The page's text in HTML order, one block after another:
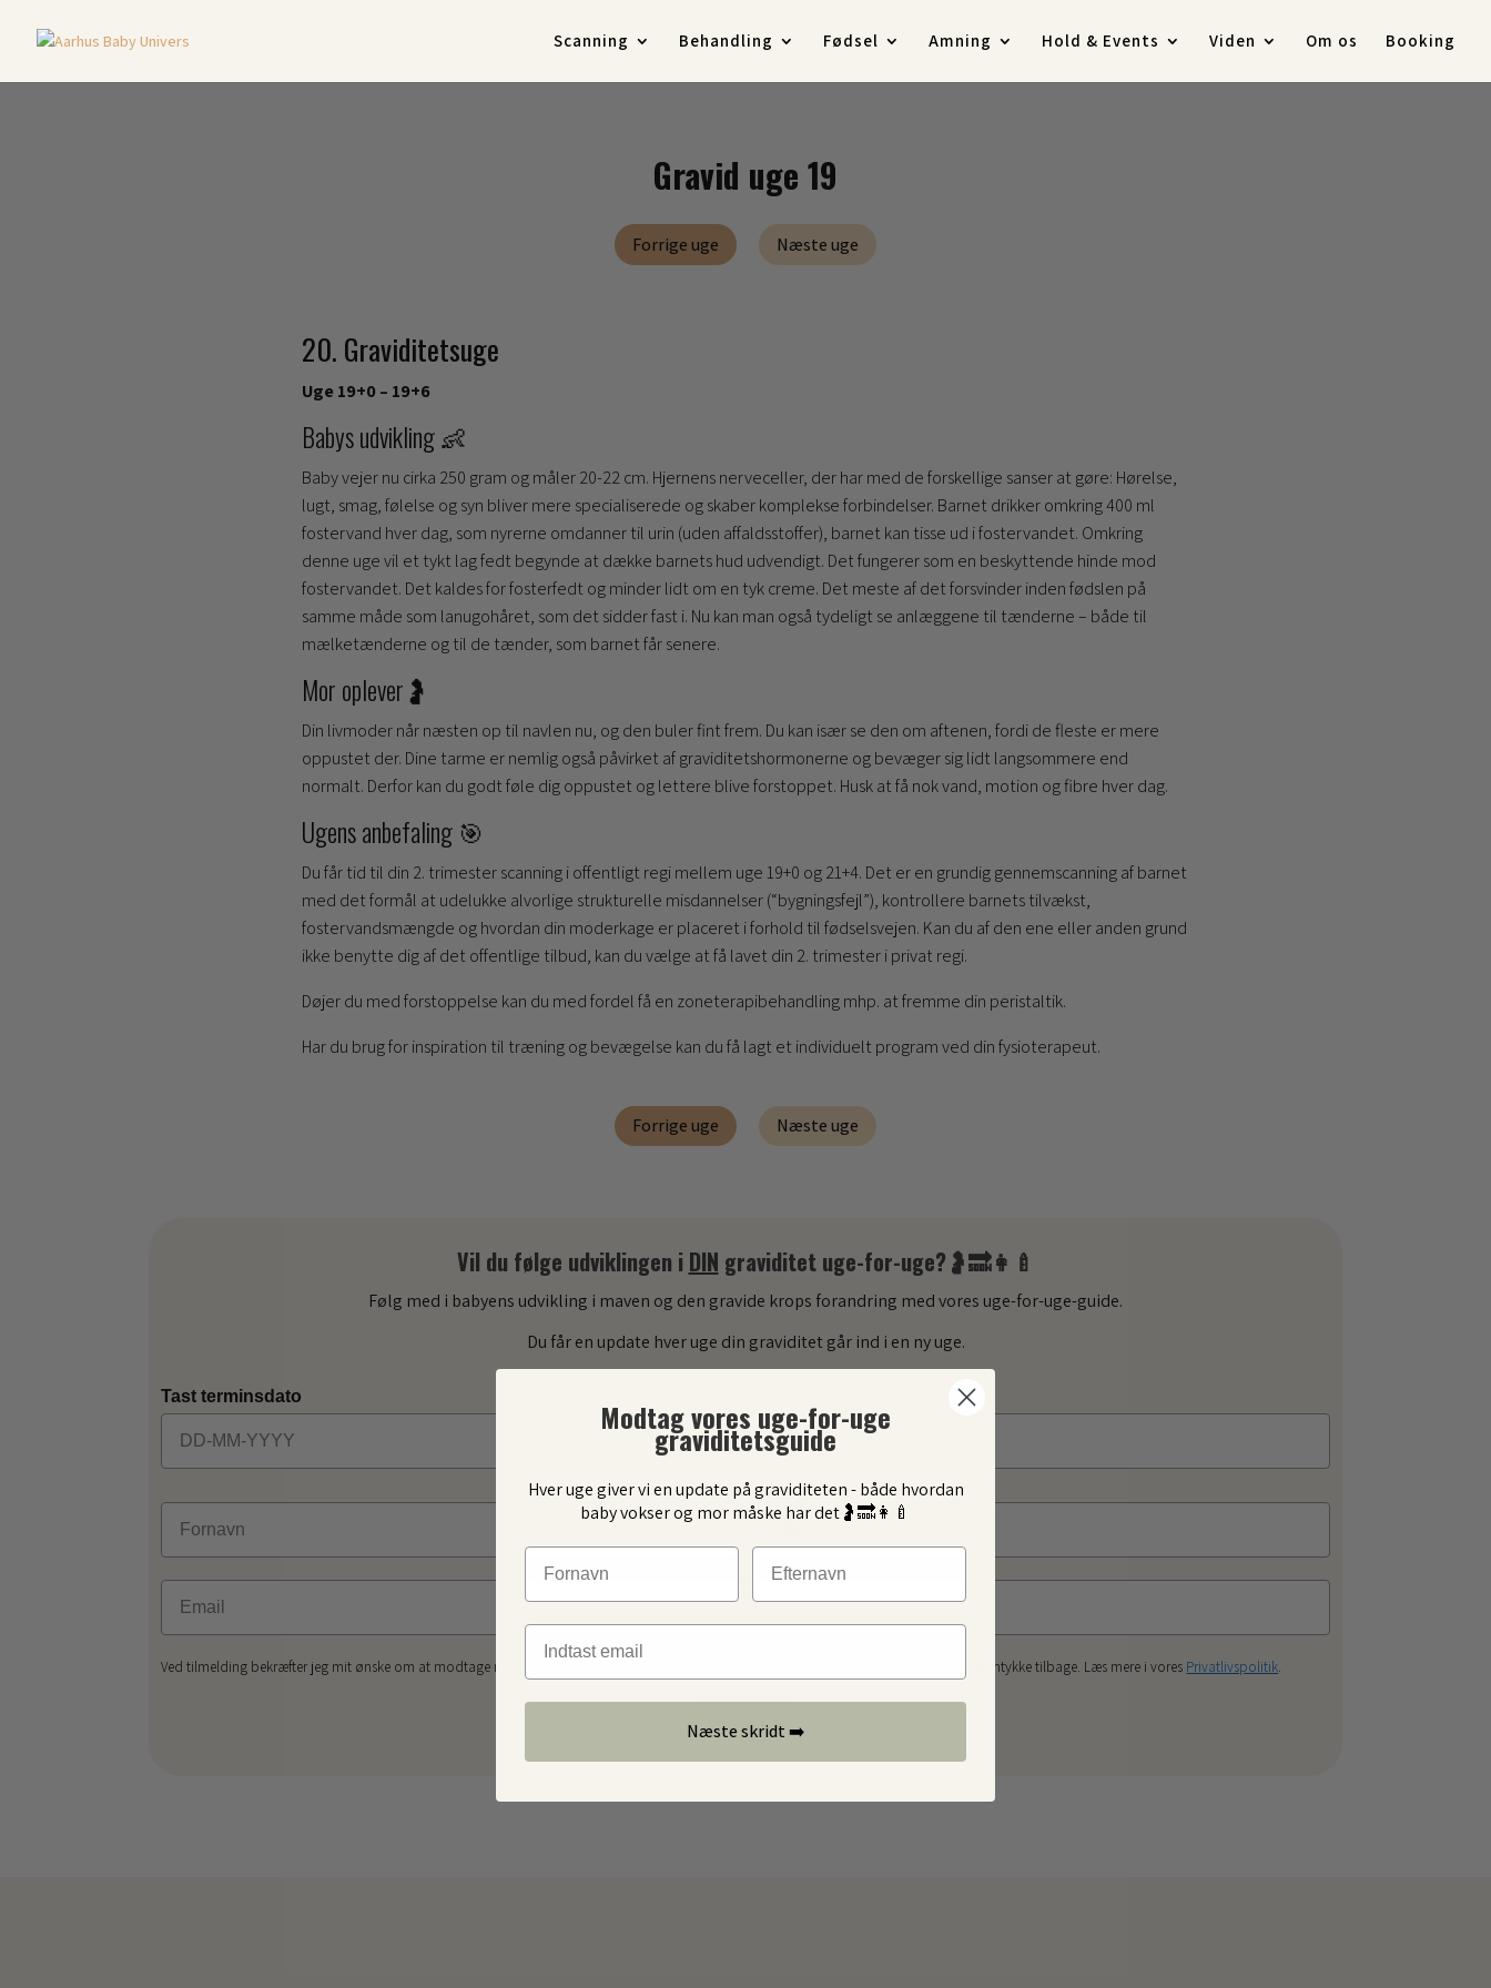
Scanning Behandling Fødsel Amning Hold & Events Viden Om os Booking
Gravid uge 19
Forrige uge Næste uge
20. Graviditetsuge
Uge 19+0 – 19+6
Babys udvikling 👶
Baby vejer nu cirka 250 gram og måler 20-22 cm. Hjernens nerveceller, der har med de forskellige sanser at gøre: Hørelse,
lugt, smag, følelse og syn bliver mere specialiserede og skaber komplekse forbindelser. Barnet drikker omkring 400 ml
fostervand hver dag, som nyrerne omdanner til urin (uden affaldsstoffer), barnet kan tisse ud i fostervandet. Omkring
denne uge vil et tykt lag fedt begynde at dække barnets hud udvendigt. Det fungerer som en beskyttende hinde mod
fostervandet. Det kaldes for fosterfedt og minder lidt om en tyk creme. Det meste af det forsvinder inden fødslen på
samme måde som lanugohåret, som det sidder fast i. Nu kan man også tydeligt se anlæggene til tænderne – både til
mælketænderne og til de tænder, som barnet får senere.
Mor oplever🤰
Din livmoder når næsten op til navlen nu, og den buler fint frem. Du kan især se den om aftenen, fordi de fleste er mere
oppustet der. Dine tarme er nemlig også påvirket af graviditetshormonerne og bevæger sig lidt langsommere end
normalt. Derfor kan du godt føle dig oppustet og lettere blive forstoppet. Husk at få nok vand, motion og fibre hver dag.
Ugens anbefaling 🎯
Du får tid til din 2. trimester scanning i offentligt regi mellem uge 19+0 og 21+4. Det er en grundig gennemscanning af barnet
med det formål at udelukke alvorlige strukturelle misdannelser (“bygningsfejl”), kontrollere barnets tilvækst,
fostervandsmængde og hvordan din moderkage er placeret i forhold til fødselsvejen. Kan du af den ene eller anden grund
ikke benytte dig af det offentlige tilbud, kan du vælge at få lavet din 2. trimester i privat regi.
Døjer du med forstoppelse kan du med fordel få en zoneterapibehandling mhp. at fremme din peristaltik.
Har du brug for inspiration til træning og bevægelse kan du få lagt et individuelt program ved din fysioterapeut.
Forrige uge Næste uge
Vil du følge udviklingen i DIN graviditet uge-for-uge? 🤰🔜👩‍🍼
Følg med i babyens udvikling i maven og den gravide krops forandring med vores uge-for-uge-guide.
Du får en update hver uge din graviditet går ind i en ny uge.
Tast terminsdato
Fornavn Efternavn
Email
Ved tilmelding bekræfter jeg mit ønske om at modtage nyhedsbreve og tilbud fra Aarhus Baby Univers. Jeg kan til enhver tid trække mit samtykke tilbage. Læs mere i vores Privatlivspolitik.
Tilmeld ➡️
Modtag vores uge-for-uge
graviditetsguide
Hver uge giver vi en update på graviditeten - både hvordan
baby vokser og mor måske har det🤰🔜👩‍🍼
Fornavn Efternavn
Indtast Email
Næste skridt ➡️